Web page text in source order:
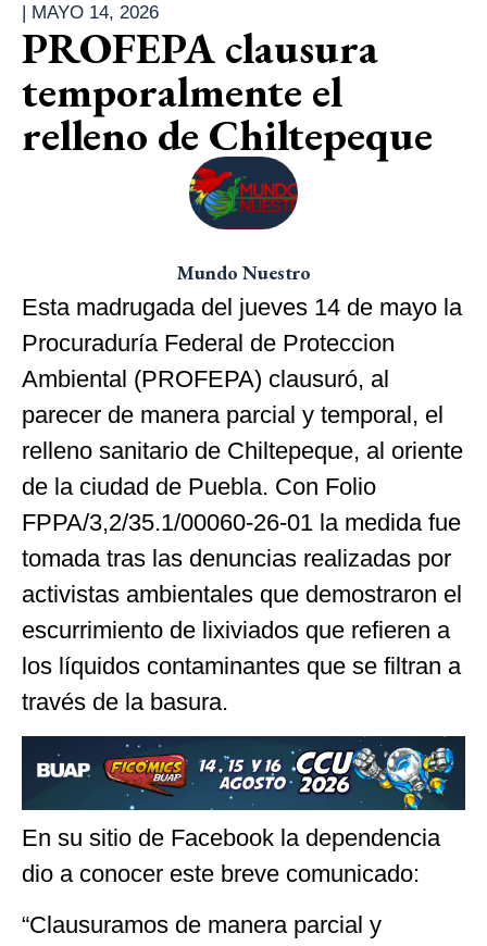
| MAYO 14, 2026
PROFEPA clausura
temporalmente el
relleno de Chiltepeque
Mundo Nuestro
Esta madrugada del jueves 14 de mayo la
Procuraduría Federal de Proteccion
Ambiental (PROFEPA) clausuró, al
parecer de manera parcial y temporal, el
relleno sanitario de Chiltepeque, al oriente
de la ciudad de Puebla. Con Folio
FPPA/3,2/35.1/00060-26-01 la medida fue
tomada tras las denuncias realizadas por
activistas ambientales que demostraron el
escurrimiento de lixiviados que refieren a
los líquidos contaminantes que se filtran a
través de la basura.
En su sitio de Facebook la dependencia
dio a conocer este breve comunicado:
“Clausuramos de manera parcial y